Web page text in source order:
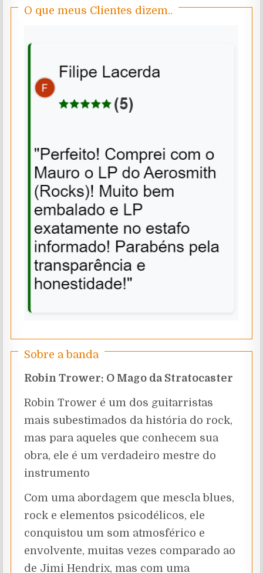
O que meus Clientes dizem..
Sobre a banda
Robin Trower: O Mago da Stratocaster
Robin Trower é um dos guitarristas
mais subestimados da história do rock,
mas para aqueles que conhecem sua
obra, ele é um verdadeiro mestre do
instrumento
Com uma abordagem que mescla blues,
rock e elementos psicodélicos, ele
conquistou um som atmosférico e
envolvente, muitas vezes comparado ao
de Jimi Hendrix, mas com uma